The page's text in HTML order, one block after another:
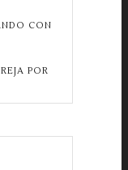
CON
POR